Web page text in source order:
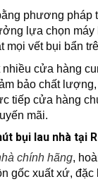
phương
lựa chọn
mọi vết bụi bẩn
cửa hàng
bảo chất
tiếp cửa hàng
mãi.
bụi lau nhà tại
chính hãng,
gốc xuất xứ,